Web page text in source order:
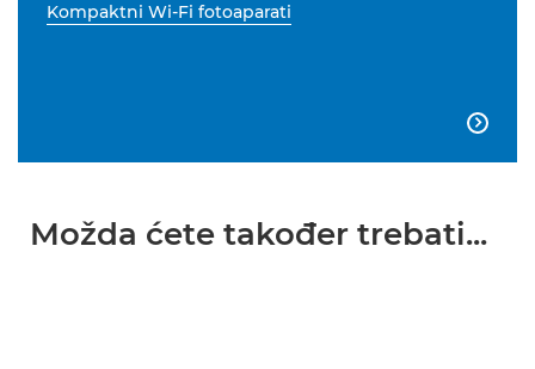
Kompaktni Wi-Fi fotoaparati

Možda ćete također trebati...